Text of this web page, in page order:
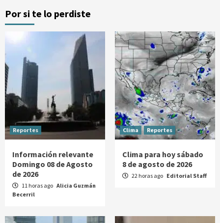
Por si te lo perdiste
Reportes
Información relevante
Domingo 08 de Agosto
de 2026
11 horas ago Alicia Guzmán
Becerril
Clima Reportes
Clima para hoy sábado
8 de agosto de 2026
22 horas ago Editorial Staff